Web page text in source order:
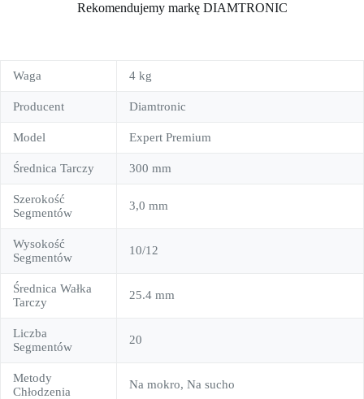
Rekomendujemy markę DIAMTRONIC
Waga 4 kg
Producent Diamtronic
Model Expert Premium
Średnica Tarczy 300 mm
Szerokość
Segmentów
3,0 mm
Wysokość
Segmentów
10/12
Średnica Wałka
Tarczy
25.4 mm
Liczba
Segmentów
20
Metody
Chłodzenia
Na mokro, Na sucho